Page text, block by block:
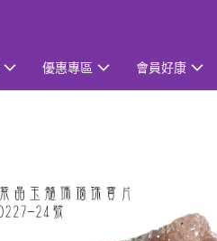
優惠專區 會員好康